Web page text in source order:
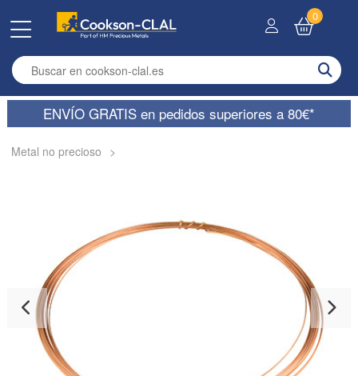
Enter search term
0
ENVÍO GRATIS en pedidos superiores a 80€*
Metal no precioso >